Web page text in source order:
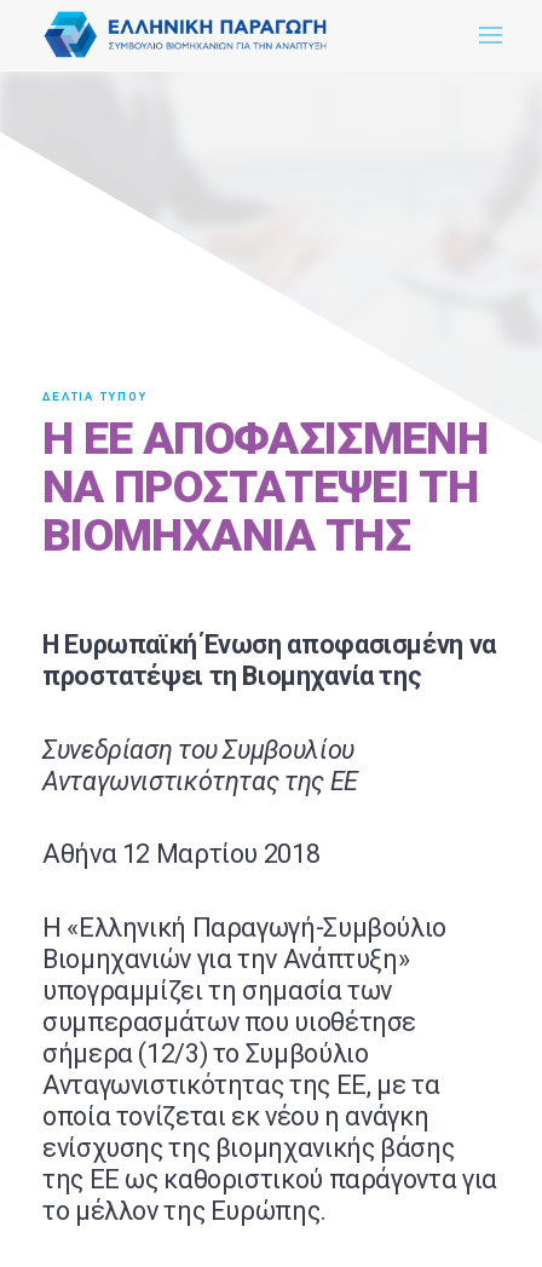
ΔΕΛΤΙΑ ΤΥΠΟΥ
Η ΕΕ ΑΠΟΦΑΣΙΣΜΕΝΗ
ΝΑ ΠΡΟΣΤΑΤΕΨΕΙ ΤΗ
ΒΙΟΜΗΧΑΝΙΑ ΤΗΣ
Η Ευρωπαϊκή Ένωση αποφασισμένη να
προστατέψει τη Βιομηχανία της
Συνεδρίαση του Συμβουλίου
Ανταγωνιστικότητας της ΕΕ
Αθήνα 12 Μαρτίου 2018
Η «Ελληνική Παραγωγή-Συμβούλιο
Βιομηχανιών για την Ανάπτυξη»
υπογραμμίζει τη σημασία των
συμπερασμάτων που υιοθέτησε
σήμερα (12/3) το Συμβούλιο
Ανταγωνιστικότητας της ΕΕ, με τα
οποία τονίζεται εκ νέου η ανάγκη
ενίσχυσης της βιομηχανικής βάσης
της ΕΕ ως καθοριστικού παράγοντα για
το μέλλον της Ευρώπης.